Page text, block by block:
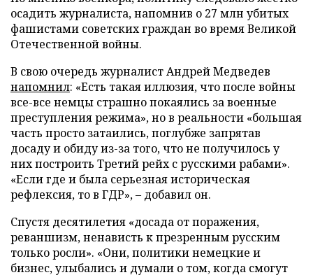
осадить журналиста, напомнив о 27 млн убитых
фашистами советских граждан во время Великой
Отечественной войны.
В свою очередь журналист Андрей Медведев
напомнил: «Есть такая иллюзия, что после войны
все-все немцы страшно покаялись за военные
преступления режима», но в реальности «большая
часть просто затаились, поглубже запрятав
досаду и обиду из-за того, что не получилось у
них построить Третий рейх с русскими рабами».
«Если где и была серьезная историческая
рефлексия, то в ГДР», – добавил он.
Спустя десятилетия «досада от поражения,
реваншизм, ненависть к презренным русским
только росли». «Они, политики немецкие и
бизнес, улыбались и думали о том, когда смогут